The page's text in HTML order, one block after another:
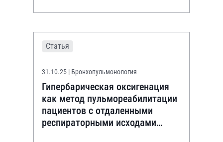
Статья
31.10.25 | Бронхопульмонология
Гипербарическая оксигенация
как метод пульмореабилитации
пациентов с отдаленными
респираторными исходами